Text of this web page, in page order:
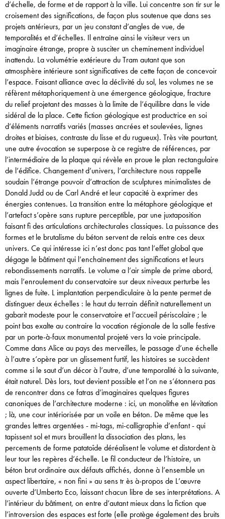
d’échelle, de forme et de rapport à la ville. Lui concentre son tir sur le
croisement des significations, de façon plus soutenue que dans ses
projets antérieurs, par un jeu constant d’angles de vue, de
temporalités et d’échelles. Il entraîne ainsi le visiteur vers un
imaginaire étrange, propre à susciter un cheminement individuel
inattendu. La volumétrie extérieure du Tram autant que son
atmosphère intérieure sont significatives de cette façon de concevoir
l’espace. Faisant alliance avec la déclivité du sol, les volumes ne se
réfèrent métaphoriquement à une émergence géologique, fracture
du relief projetant des masses à la limite de l’équilibre dans le vide
sidéral de la place. Cette fiction géologique est productrice en soi
d’éléments narratifs variés (masses ancrées et soulevées, lignes
droites et biaises, contraste du lisse et du rugueux). Très vite pourtant,
une autre évocation se superpose à ce registre de références, par
l’intermédiaire de la plaque qui révèle en proue le plan rectangulaire
de l’édifice. Changement d’univers, l’architecture nous rappelle
soudain l’étrange pouvoir d’attraction de sculptures minimalistes de
Donald Judd ou de Carl André et leur capacité à exprimer des
énergies contenues. La transition entre la métaphore géologique et
l’artefact s’opère sans rupture perceptible, par une juxtaposition
faisant fi des articulations architecturales classiques. La puissance des
formes et le brutalisme du béton servent de relais entre ces deux
univers. Ce qui intéresse ici n’est donc pas tant l’effet global que
dégage le bâtiment qui l’enchaînement des significations et leurs
rebondissements narratifs. Le volume a l’air simple de prime abord,
mais l’enroulement du conservatoire sur deux niveaux perturbe les
lignes de fuite. L implantation perpendiculaire à la pente permet de
distinguer deux échelles : le haut du terrain définit naturellement un
gabarit modeste pour le conservatoire et l’accueil périscolaire ; le
point bas exalte au contraire la vocation régionale de la salle festive
par un porte-à-faux monumental projeté vers la voie principale.
Comme dans Alice au pays des merveilles, le passage d’une échelle
à l’autre s’opère par un glissement furtif, les histoires se succèdent
comme si le saut d’un décor à l’autre, d’une temporalité à la suivante,
était naturel. Dès lors, tout devient possible et l’on ne s’étonnera pas
de rencontrer dans ce fatras d’imaginaires quelques figures
canoniques de l’architecture moderne : ici, un monolithe en lévitation
; là, une cour intériorisée par un voile en béton. De même que les
grandes lettres argentées - mi-tags, mi-calligraphie d’enfant - qui
tapissent sol et murs brouillent la dissociation des plans, les
percements de forme patatoïde déréalisent le volume et distordent à
leur tour les repères d’échelle. Le fil conducteur de l’histoire, un
béton brut ordinaire aux défauts affichés, donne à l’ensemble un
aspect libertaire, « non fini » au sens tr ès à-propos de L’œuvre
ouverte d’Umberto Eco, laissant chacun libre de ses interprétations. A
l’intérieur du bâtiment, on entre d’autant mieux dans la fiction que
l’introversion des espaces est forte (elle protège également des bruits